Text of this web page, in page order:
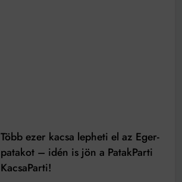
Több ezer kacsa lepheti el az Eger-
patakot – idén is jön a PatakParti
KacsaParti!